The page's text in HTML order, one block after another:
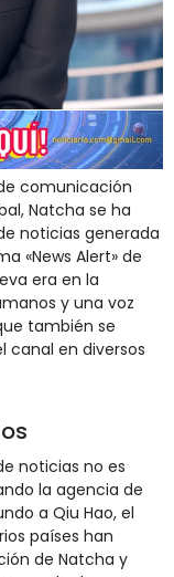
comunicación
Natcha se ha
noticias generada
«News Alert» de
era en la
y una voz
también se
canal en diversos
noticias no es
la agencia de
a Qiu Hao, el
países han
de Natcha y